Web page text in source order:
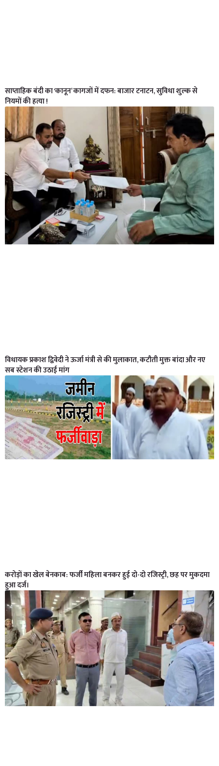
साप्ताहिक बंदी का ‘कानून’ कागजों में दफन: बाजार टनाटन, सुविधा शुल्क से
नियमों की हत्या !
विधायक प्रकाश द्विवेदी ने ऊर्जा मंत्री से की मुलाकात, कटौती मुक्त बांदा और नए
सब स्टेशन की उठाई मांग
करोड़ों का खेल बेनकाब: फर्जी महिला बनकर हुई दो-दो रजिस्ट्री, छह पर मुकदमा
हुआ दर्ज।